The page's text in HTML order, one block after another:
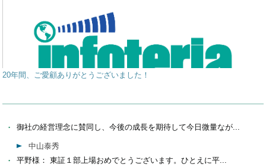
20年間、ご愛顧ありがとうございました！
御社の経営理念に賛同し、今後の成長を期待して今日微量なが...
中山泰秀
平野様： 東証１部上場おめでとうございます。ひとえに平...